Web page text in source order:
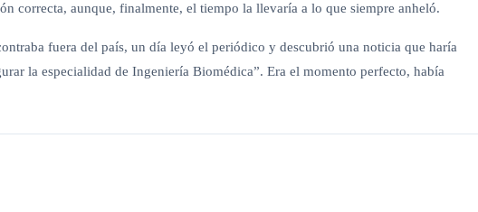
correcta, aunque, finalmente, el tiempo la llevaría a lo que siempre anheló.
fuera del país, un día leyó el periódico y descubrió una noticia que haría
la especialidad de Ingeniería Biomédica”. Era el momento perfecto, había